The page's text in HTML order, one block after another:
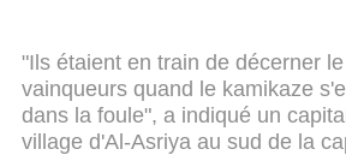
"Ils étaient en train de décerner
vainqueurs quand le kamikaze
dans la foule", a indiqué un
village d'Al-Asriya au sud de la